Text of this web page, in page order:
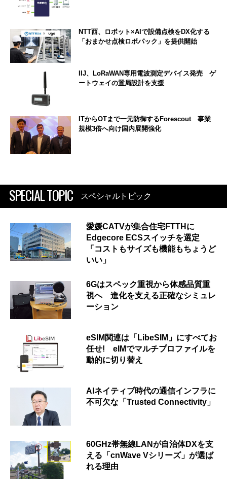
NTT西、ロボット×AIで設備点検をDX化する
「おまかせ点検ロボパック」を提供開始
IIJ、LoRaWAN専用電波測定デバイス発売 ゲ
ートウェイの置局設計を支援
ITからOTまで一元防御するForescout 事業
規模3倍へ向け国内展開強化
SPECIAL TOPIC スペシャルトピック
愛媛CATVが集合住宅FTTHに
Edgecore ECSスイッチを選定
「コストもサイズも機能もちょうど
いい」
6Gはスペック重視から体感品質重
視へ 進化を支える正確なシミュレ
ーション
eSIM関連は「LibeSIM」にすべてお
任せ! eIMでマルチプロファイルを
動的に切り替え
AIネイティブ時代の通信インフラに
不可欠な「Trusted Connectivity」
60GHz帯無線LANが自治体DXを支
える「cnWave Vシリーズ」が選ば
れる理由